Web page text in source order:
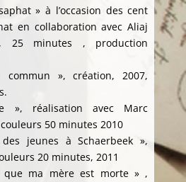
» à l’occasion des cent
en collaboration avec Aliaj
25 minutes , production
», création, 2007,
», réalisation avec Marc
50 minutes 2010
jeunes à Schaerbeek »,
20 minutes, 2011
que ma mère est morte » ,